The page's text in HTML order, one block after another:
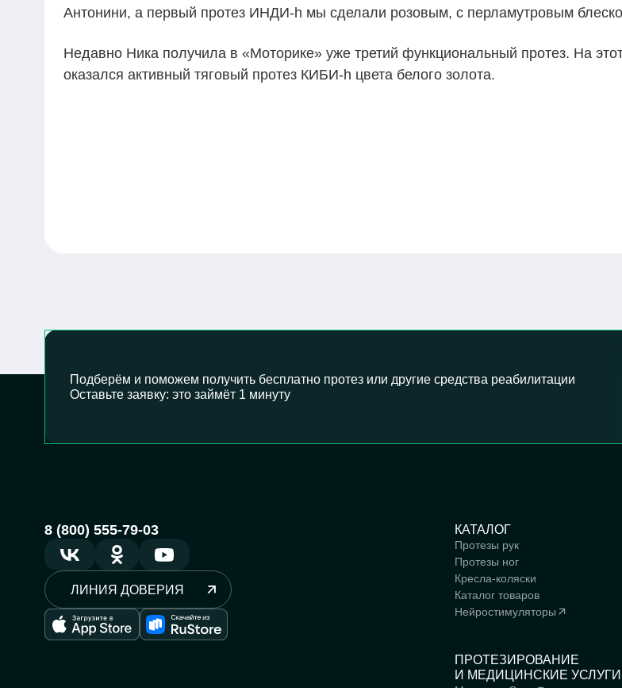
Антонини, а первый протез ИНДИ-h мы сделали розовым, с перламутровым
Недавно Ника получила в «Моторике» уже третий функциональный протез. На
оказался активный тяговый протез КИБИ-h цвета белого золота.
Подберём и поможем получить бесплатно протез или другие средства реабилитации
Оставьте заявку: это займёт 1 минуту
8 (800) 555-79-03
ЛИНИЯ ДОВЕРИЯ
КАТАЛОГ
Протезы рук
Протезы ног
Кресла-коляски
Каталог товаров
Нейростимуляторы
ПРОТЕЗИРОВАНИЕ
И МЕДИЦИНСКИЕ УСЛУГИ